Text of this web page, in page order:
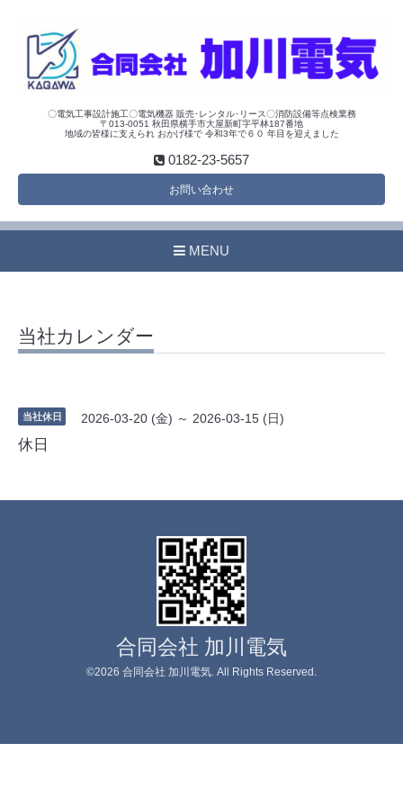
〇電気工事設計施工〇電気機器 販売･レンタル･リース〇消防設備等点検業務
〒013-0051 秋田県横手市大屋新町字平林187番地
地域の皆様に支えられ おかげ様で 令和3年で６０ 年目を迎えました
0182-23-5657
お問い合わせ
MENU
当社カレンダー
当社休日 2026-03-20 (金) ～ 2026-03-15 (日)
休日
合同会社 加川電気
©2026 合同会社 加川電気 . All Rights Reserved.